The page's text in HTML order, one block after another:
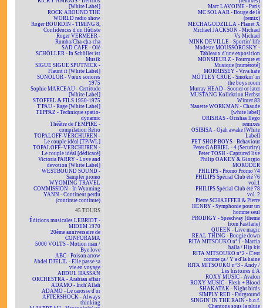
[White Label]
ROCK AROUND THE
WORLD radio show
Roger BOURDIN - TIMING 8,
Confidences d'un flûtiste
Roger VERMEER -
Rumba/Cha-cha-cha
SAD CAFÉ - Olé
SCHÖLLER - In Schöller ist
Musik
SIGUE SIGUE SPUTNICK -
Flaunt it [White Label]
SONOLOR - Vœux sonores
1975
Sophie MARCEAU - Certitude
[White Label]
STOFFEL & FILS 1950-1975
T'PAU - Rage [White Label]
TEPPAZ - Technique spatio-
dynamic
Théâtre de l'EMPIRE -
compilation Rétro
TOPALOFF-VERCHUREN -
Le couple idéal [TP/WL]
TOPALOFF~VERCHUREN -
Le couple idéal [dédicacé]
Victoria PARRY - Love and
devotion [White Label]
WESTBOUND SOUND -
Sampler promo
WYOMING TRAVEL
COMMISSION - In Wyoming
YANN - Continent perdu
(continue continue)
45 TOURS
Éditions musicales LEBRIOT -
MIDEM 1970
20ème anniversaire de
CONFORAMA
5000 VOLTS - Motion man /
Bye love
ABC - Poison arrow
Abdel DJELIL - Elle passe sa
vie en voyage
ABDUL HASSAN
ORCHESTRA - Arabian affair
ADAMO - Inch'Allah
ADAMO - Le carosse d'or
AFTERSHOCK - Always
thinking
Marc LAVOINE - Paris
MC SOLAAR - Bouge de là
(remix)
MECHAGODZILLA - Planet X
Michael JACKSON - Michael
Vs Michael
MINK DEVILLE - Sportin' life
Modeste MOUSSORGSKY -
Tableaux d'une exposition
MONSIEUR Z - Fourrure et
Musique [numéroté]
MORRISSEY - Viva hate
MÖTLEY CRÜE - Smokin' in
the boys room
Murray HEAD - Sooner or later
MUSTANG Kollektion Herbst
Winter 83
Nanette WORKMAN - Chaude
[white label]
ORISHAS - Orishas llego
remixes
OSIBISA - Ojah awake [White
Label]
PET SHOP BOYS - Behaviour
Peter GABRIEL - 4 (Security)
Peter TOSH - Captured live
Philip OAKEY & Giorgio
MORODER
PHILIPS - Promo Promo 74
PHILIPS Spécial Club été 76
vol.1
PHILIPS Spécial Club été 78
vol. 2
Pierre SCHAEFFER & Pierre
HENRY - Symphonie pour un
homme seul
PRODIGY - Speedway (theme
from Fastlane)
QUEEN - Live magic
REAL THING - Boogie down
RITA MITSOUKO n°1 - Marcia
baila / Hip kit
RITA MITSOUKO n°2 - C'est
comme ça / Y'a d'la haine
RITA MITSOUKO n°3 - Andy /
Les histoires d'A
ROXY MUSIC - Avalon
ROXY MUSIC - Flesh + Blood
SHAKATAK - Night birds
SIMPLY RED - Fairground
SINGIN' IN THE RAIN - b.o.f.
Chantons sous la pluie